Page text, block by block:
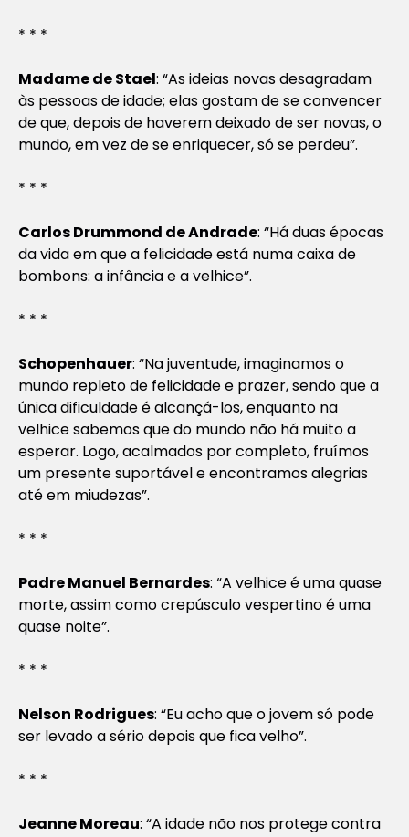
* * *
Madame de Stael: “As ideias novas desagradam
às pessoas de idade; elas gostam de se convencer
de que, depois de haverem deixado de ser novas, o
mundo, em vez de se enriquecer, só se perdeu”.
* * *
Carlos Drummond de Andrade: “Há duas épocas
da vida em que a felicidade está numa caixa de
bombons: a infância e a velhice”.
* * *
Schopenhauer: “Na juventude, imaginamos o
mundo repleto de felicidade e prazer, sendo que a
única dificuldade é alcançá-los, enquanto na
velhice sabemos que do mundo não há muito a
esperar. Logo, acalmados por completo, fruímos
um presente suportável e encontramos alegrias
até em miudezas”.
* * *
Padre Manuel Bernardes: “A velhice é uma quase
morte, assim como crepúsculo vespertino é uma
quase noite”.
* * *
Nelson Rodrigues: “Eu acho que o jovem só pode
ser levado a sério depois que fica velho”.
* * *
Jeanne Moreau: “A idade não nos protege contra